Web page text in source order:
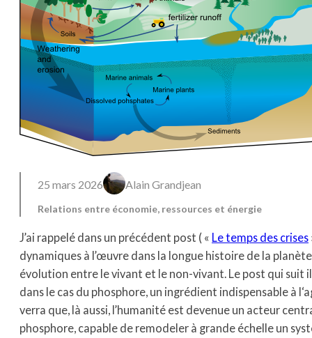
25 mars 2026 Alain Grandjean
Relations entre économie, ressources et énergie
J’ai rappelé dans un précédent post ( « Le temps des crises
dynamiques à l’œuvre dans la longue histoire de la
évolution entre le vivant et le non-vivant. Le post qui suit
dans le cas du phosphore, un ingrédient indispensable à
verra que, là aussi, l’humanité est devenue un acteur
phosphore, capable de remodeler à grande échelle un